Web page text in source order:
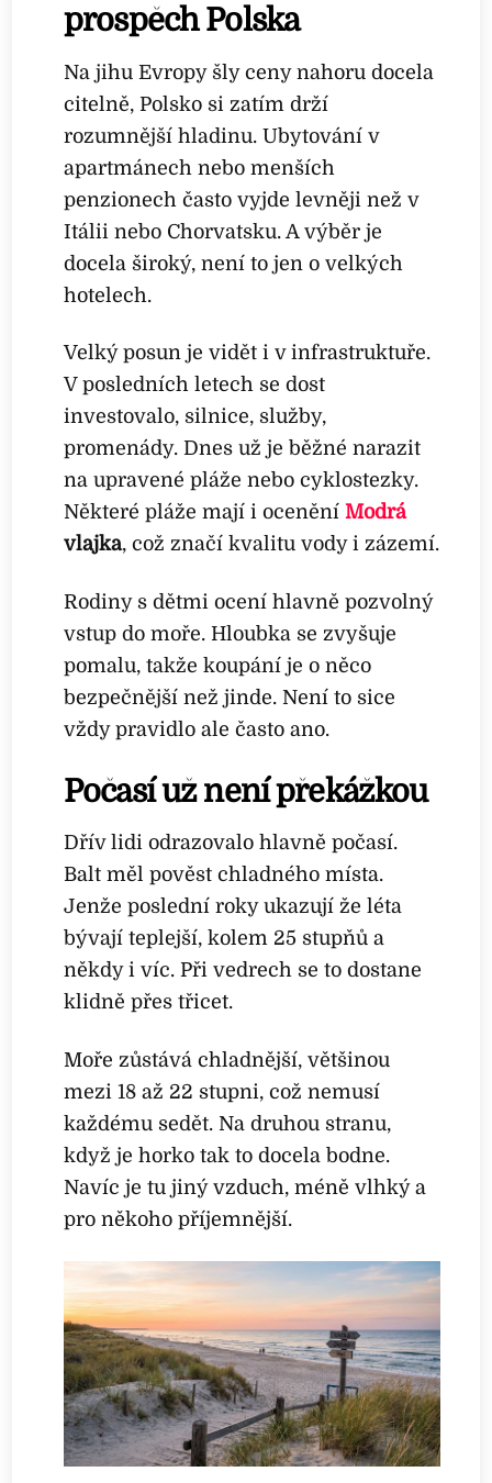
prospěch Polska
Na jihu Evropy šly ceny nahoru docela
citelně, Polsko si zatím drží
rozumnější hladinu. Ubytování v
apartmánech nebo menších
penzionech často vyjde levněji než v
Itálii nebo Chorvatsku. A výběr je
docela široký, není to jen o velkých
hotelech.
Velký posun je vidět i v infrastruktuře.
V posledních letech se dost
investovalo, silnice, služby,
promenády. Dnes už je běžné narazit
na upravené pláže nebo cyklostezky.
Některé pláže mají i oceněníModrá
vlajka, což značí kvalitu vody i zázemí.
Rodiny s dětmi ocení hlavně pozvolný
vstup do moře. Hloubka se zvyšuje
pomalu, takže koupání je o něco
bezpečnější než jinde. Není to sice
vždy pravidlo ale často ano.
Počasí už není překážkou
Dřív lidi odrazovalo hlavně počasí.
Balt měl pověst chladného místa.
Jenže poslední roky ukazují že léta
bývají teplejší, kolem 25 stupňů a
někdy i víc. Při vedrech se to dostane
klidně přes třicet.
Moře zůstává chladnější, většinou
mezi 18 až 22 stupni, což nemusí
každému sedět. Na druhou stranu,
když je horko tak to docela bodne.
Navíc je tu jiný vzduch, méně vlhký a
pro někoho příjemnější.